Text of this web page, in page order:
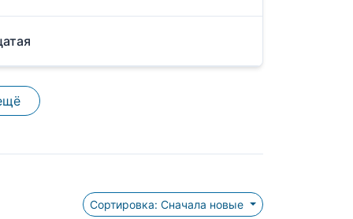
Сортировка: Сначала новые